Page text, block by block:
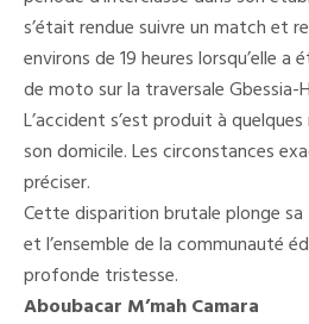
s’était rendue suivre un match et
environs de 19 heures lorsqu’elle a
de moto sur la traversale Gbessia-
L’accident s’est produit à
son domicile. Les circonstances
préciser.
Cette disparition brutale plonge sa
et l’ensemble de la communauté
profonde tristesse.
Aboubacar M’mah Camara